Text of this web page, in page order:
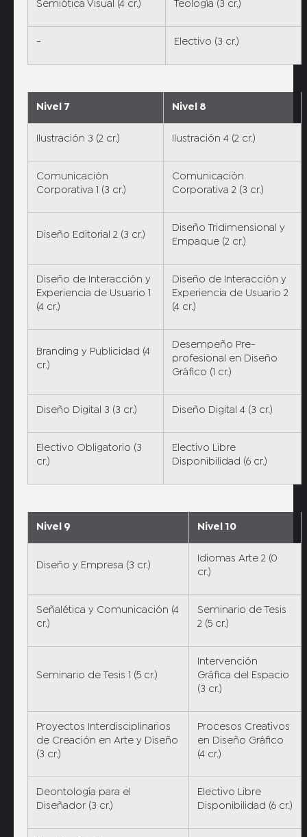
Semiótica Visual (4 cr.) Teología (3 cr.)
- Electivo (3 cr.)
Nivel 7 Nivel 8
Ilustración 3 (2 cr.) Ilustración 4 (2 cr.)
Comunicación
Corporativa 1 (3 cr.)
Comunicación
Corporativa 2 (3 cr.)
Diseño Editorial 2 (3 cr.)
Diseño Tridimensional y
Empaque (2 cr.)
Diseño de Interacción y
Experiencia de Usuario 1
(4 cr.)
Diseño de Interacción y
Experiencia de Usuario 2
(4 cr.)
Branding y Publicidad (4
cr.)
Desempeño Pre-
profesional en Diseño
Gráfico (1 cr.)
Diseño Digital 3 (3 cr.) Diseño Digital 4 (3 cr.)
Electivo Obligatorio (3
cr.)
Electivo Libre
Disponibilidad (6 cr.)
Nivel 9 Nivel 10
Diseño y Empresa (3 cr.)
Idiomas Arte 2 (0
cr.)
Señalética y Comunicación (4
cr.)
Seminario de Tesis
2 (5 cr.)
Seminario de Tesis 1 (5 cr.)
Intervención
Gráfica del Espacio
(3 cr.)
Proyectos Interdisciplinarios
de Creación en Arte y Diseño
(3 cr.)
Procesos Creativos
en Diseño Gráfico
(4 cr.)
Deontología para el
Diseñador (3 cr.)
Electivo Libre
Disponibilidad (6 cr.)